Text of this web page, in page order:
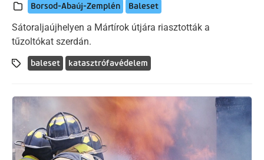
Borsod-Abaúj-Zemplén Baleset
Sátoraljaújhelyen a Mártírok útjára riasztották a
tűzoltókat szerdán.
baleset katasztrófavédelem